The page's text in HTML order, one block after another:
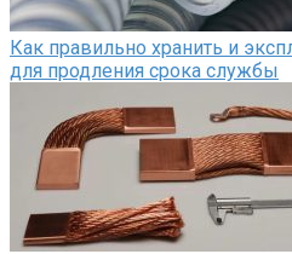
Как правильно хранить и
для продления срока службы